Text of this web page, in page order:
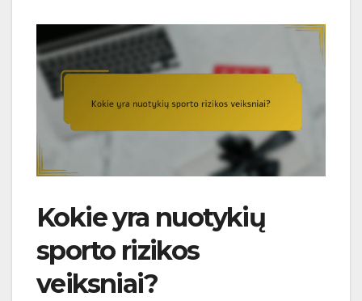
Kokie yra nuotykių
sporto rizikos
veiksniai?